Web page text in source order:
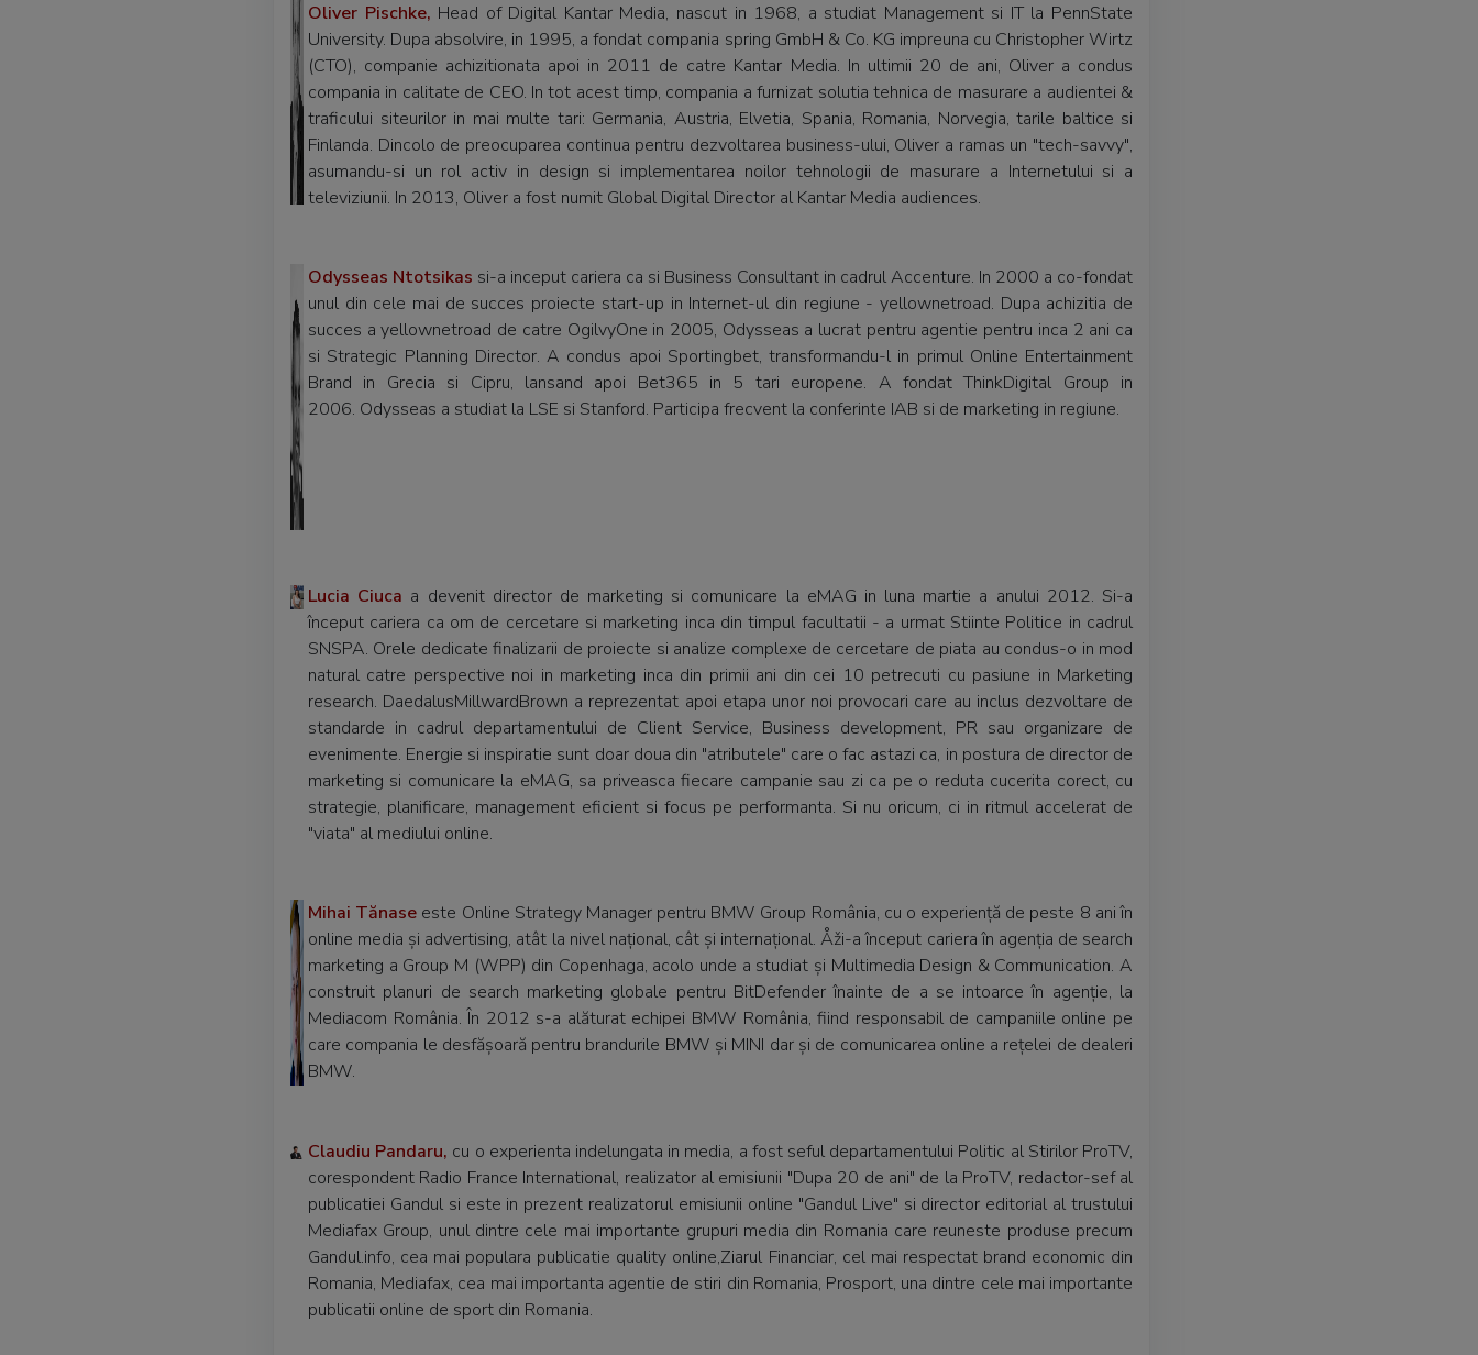
Oliver Pischke, Head of Digital Kantar Media, nascut in 1968, a studiat Management si IT la PennState
University. Dupa absolvire, in 1995, a fondat compania spring GmbH & Co. KG impreuna cu Christopher Wirtz
(CTO), companie achizitionata apoi in 2011 de catre Kantar Media. In ultimii 20 de ani, Oliver a condus
compania in calitate de CEO. In tot acest timp, compania a furnizat solutia tehnica de masurare a audientei &
traficului siteurilor in mai multe tari: Germania, Austria, Elvetia, Spania, Romania, Norvegia, tarile baltice si
Finlanda. Dincolo de preocuparea continua pentru dezvoltarea business-ului, Oliver a ramas un "tech-savvy",
asumandu-si un rol activ in design si implementarea noilor tehnologii de masurare a Internetului si a
televiziunii. In 2013, Oliver a fost numit Global Digital Director al Kantar Media audiences.
Odysseas Ntotsikas si-a inceput cariera ca si Business Consultant in cadrul Accenture. In 2000 a co-fondat
unul din cele mai de succes proiecte start-up in Internet-ul din regiune - yellownetroad. Dupa achizitia de
succes a yellownetroad de catre OgilvyOne in 2005, Odysseas a lucrat pentru agentie pentru inca 2 ani ca
si Strategic Planning Director. A condus apoi Sportingbet, transformandu-l in primul Online Entertainment
Brand in Grecia si Cipru, lansand apoi Bet365 in 5 tari europene. A fondat ThinkDigital Group in
2006. Odysseas a studiat la LSE si Stanford. Participa frecvent la conferinte IAB si de marketing in regiune.
Lucia Ciuca a devenit director de marketing si comunicare la eMAG in luna martie a anului 2012. Si-a
început cariera ca om de cercetare si marketing inca din timpul facultatii - a urmat Stiinte Politice in cadrul
SNSPA. Orele dedicate finalizarii de proiecte si analize complexe de cercetare de piata au condus-o in mod
natural catre perspective noi in marketing inca din primii ani din cei 10 petrecuti cu pasiune in Marketing
research. DaedalusMillwardBrown a reprezentat apoi etapa unor noi provocari care au inclus dezvoltare de
standarde in cadrul departamentului de Client Service, Business development, PR sau organizare de
evenimente. Energie si inspiratie sunt doar doua din "atributele" care o fac astazi ca, in postura de director de
marketing si comunicare la eMAG, sa priveasca fiecare campanie sau zi ca pe o reduta cucerita corect, cu
strategie, planificare, management eficient si focus pe performanta. Si nu oricum, ci in ritmul accelerat de
"viata" al mediului online.
Mihai Tănase este Online Strategy Manager pentru BMW Group România, cu o experiență de peste 8 ani în
online media și advertising, atât la nivel național, cât și internațional. Åži-a început cariera în agenția de search
marketing a Group M (WPP) din Copenhaga, acolo unde a studiat și Multimedia Design & Communication. A
construit planuri de search marketing globale pentru BitDefender înainte de a se intoarce în agenție, la
Mediacom România. În 2012 s-a alăturat echipei BMW România, fiind responsabil de campaniile online pe
care compania le desfășoară pentru brandurile BMW și MINI dar și de comunicarea online a rețelei de dealeri
BMW.
Claudiu Pandaru, cu o experienta indelungata in media, a fost seful departamentului Politic al Stirilor ProTV,
corespondent Radio France International, realizator al emisiunii "Dupa 20 de ani" de la ProTV, redactor-sef al
publicatiei Gandul si este in prezent realizatorul emisiunii online "Gandul Live" si director editorial al trustului
Mediafax Group, unul dintre cele mai importante grupuri media din Romania care reuneste produse precum
Gandul.info, cea mai populara publicatie quality online,Ziarul Financiar, cel mai respectat brand economic din
Romania, Mediafax, cea mai importanta agentie de stiri din Romania, Prosport, una dintre cele mai importante
publicatii online de sport din Romania.